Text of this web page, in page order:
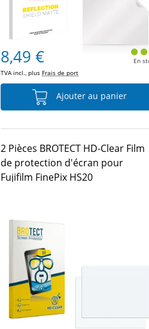
8,49 €
TVA incl., plus Frais de port
En
Ajouter au panier
2 Pièces BROTECT HD-Clear Film
de protection d'écran pour
Fujifilm FinePix HS20